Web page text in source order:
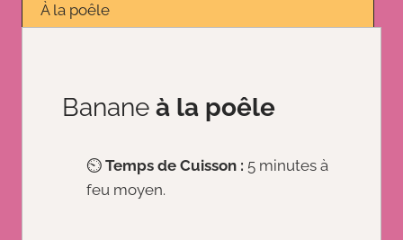
À la poêle
Banane à la poêle
⏲️ Temps de Cuisson : 5 minutes à
feu moyen.